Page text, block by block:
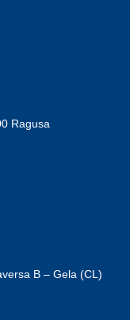
Ragusa
B – Gela (CL)